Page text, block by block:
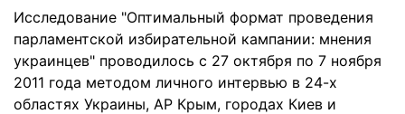
Исследование "Оптимальный формат проведения
парламентской избирательной кампании: мнения
украинцев" проводилось с 27 октября по 7 ноября
2011 года методом личного интервью в 24-х
областях Украины, АР Крым, городах Киев и